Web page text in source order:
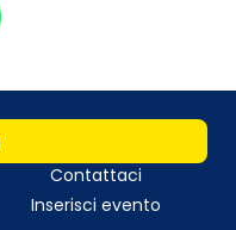
Contattaci
Inserisci evento